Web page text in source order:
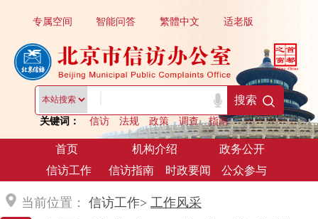
关键词： 信访 法规 政策 调查 指南
搜索
繁體中文
专属空间 适老版
智能问答
首页 机构介绍
政务公开
信访工作
信访指南 时政要闻 公众参与
当前位置： 信访工作> 工作风采